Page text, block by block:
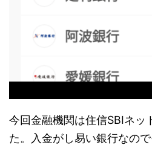
今回金融機関は住信SBIネッ
た。入金がし易い銀行なの